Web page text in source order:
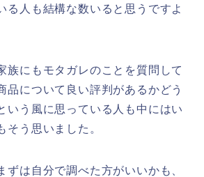
る人も結構な数いると思うですよ
族にもモタガレのことを質問して
品について良い評判があるかどう
いう風に思っている人も中にはい
そう思いました。
ずは自分で調べた方がいいかも、